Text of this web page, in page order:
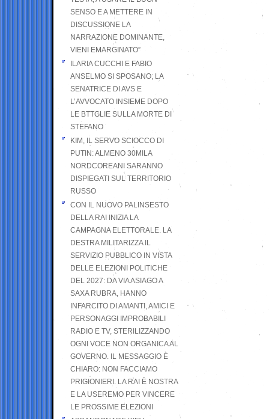
SENSO E A METTERE IN
DISCUSSIONE LA
NARRAZIONE DOMINANTE,
VIENI EMARGINATO”
ILARIA CUCCHI E FABIO
ANSELMO SI SPOSANO; LA
SENATRICE DI AVS E
L’AVVOCATO INSIEME DOPO
LE BTTGLIE SULLA MORTE DI
STEFANO
KIM, IL SERVO SCIOCCO DI
PUTIN: ALMENO 30MILA
NORDCOREANI SARANNO
DISPIEGATI SUL TERRITORIO
RUSSO
CON IL NUOVO PALINSESTO
DELLA RAI INIZIA LA
CAMPAGNA ELETTORALE. LA
DESTRA MILITARIZZA IL
SERVIZIO PUBBLICO IN VISTA
DELLE ELEZIONI POLITICHE
DEL 2027: DA VIA ASIAGO A
SAXA RUBRA, HANNO
INFARCITO DI AMANTI, AMICI E
PERSONAGGI IMPROBABILI
RADIO E TV, STERILIZZANDO
OGNI VOCE NON ORGANICA AL
GOVERNO. IL MESSAGGIO È
CHIARO: NON FACCIAMO
PRIGIONIERI. LA RAI È NOSTRA
E LA USEREMO PER VINCERE
LE PROSSIME ELEZIONI